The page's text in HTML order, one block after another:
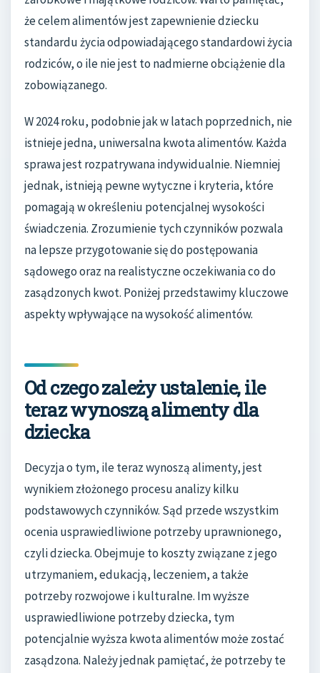
że celem alimentów jest zapewnienie dziecku
standardu życia odpowiadającego standardowi życia
rodziców, o ile nie jest to nadmierne obciążenie dla
zobowiązanego.
W 2024 roku, podobnie jak w latach poprzednich, nie
istnieje jedna, uniwersalna kwota alimentów. Każda
sprawa jest rozpatrywana indywidualnie. Niemniej
jednak, istnieją pewne wytyczne i kryteria, które
pomagają w określeniu potencjalnej wysokości
świadczenia. Zrozumienie tych czynników pozwala
na lepsze przygotowanie się do postępowania
sądowego oraz na realistyczne oczekiwania co do
zasądzonych kwot. Poniżej przedstawimy kluczowe
aspekty wpływające na wysokość alimentów.
Od czego zależy ustalenie, ile
teraz wynoszą alimenty dla
dziecka
Decyzja o tym, ile teraz wynoszą alimenty, jest
wynikiem złożonego procesu analizy kilku
podstawowych czynników. Sąd przede wszystkim
ocenia usprawiedliwione potrzeby uprawnionego,
czyli dziecka. Obejmuje to koszty związane z jego
utrzymaniem, edukacją, leczeniem, a także
potrzeby rozwojowe i kulturalne. Im wyższe
usprawiedliwione potrzeby dziecka, tym
potencjalnie wyższa kwota alimentów może zostać
zasądzona. Należy jednak pamiętać, że potrzeby te